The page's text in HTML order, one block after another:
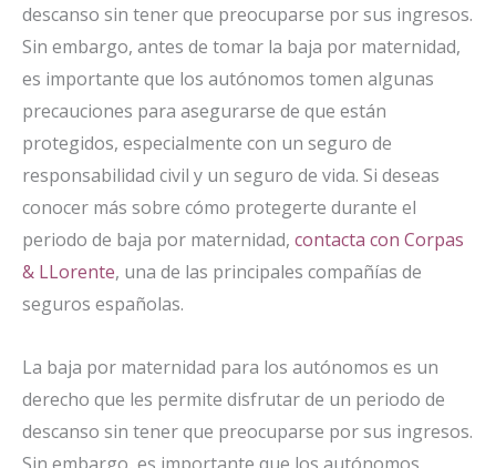
descanso sin tener que preocuparse por sus ingresos.
Sin embargo, antes de tomar la baja por maternidad,
es importante que los autónomos tomen algunas
precauciones para asegurarse de que están
protegidos, especialmente con un seguro de
responsabilidad civil y un seguro de vida. Si deseas
conocer más sobre cómo protegerte durante el
periodo de baja por maternidad, contacta con Corpas
& LLorente, una de las principales compañías de
seguros españolas.
La baja por maternidad para los autónomos es un
derecho que les permite disfrutar de un periodo de
descanso sin tener que preocuparse por sus ingresos.